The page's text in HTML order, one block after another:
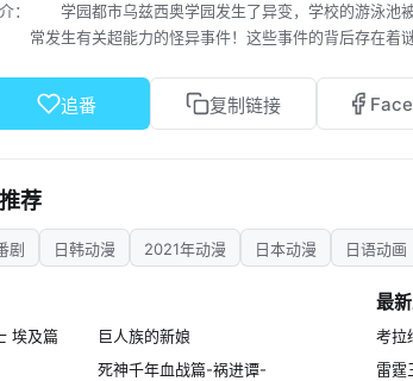
：
学园都市乌兹西奥学园发生了异变，学校
常发生有关超能力的怪异事件！这些事件的背后存在着
追番 复制链接
荐
剧 日韩动漫 2021年动漫 日本动漫 日语动画
埃及篇
巨人族的新娘
死神千年血战篇-祸进谭-
最
考拉
雷霆